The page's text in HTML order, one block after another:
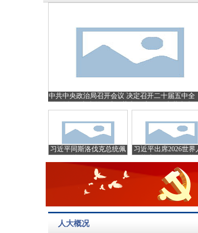
中共中央政治局召开会议 决定召开二十届五中全
习近平同斯洛伐克总统佩
习近平出席2026世界
治理高级别会议开幕
发表主旨讲话
工智能大会暨人工智能全
球治理高级别会议开幕式
并发表主旨讲话
习近平同朝鲜劳动党
记、国务委员会委员
人大概况